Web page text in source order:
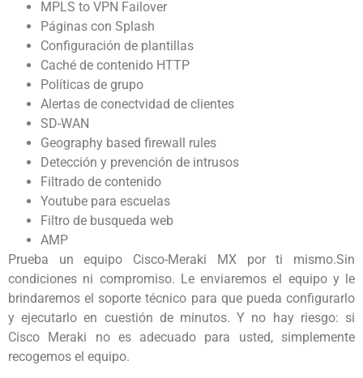
MPLS to VPN Failover
Páginas con Splash
Configuración de plantillas
Caché de contenido HTTP
Políticas de grupo
Alertas de conectvidad de clientes
SD-WAN
Geography based firewall rules
Detección y prevención de intrusos
Filtrado de contenido
Youtube para escuelas
Filtro de busqueda web
AMP
Prueba un equipo Cisco-Meraki MX por ti mismo.Sin
condiciones ni compromiso. Le enviaremos el equipo y le
brindaremos el soporte técnico para que pueda configurarlo
y ejecutarlo en cuestión de minutos. Y no hay riesgo: si
Cisco Meraki no es adecuado para usted, simplemente
recogemos el equipo.